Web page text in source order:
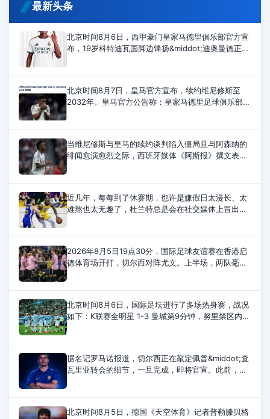
最新头条
北京时间8月6日，西甲豪门皇家马德里俱乐部官方宣
布，19岁科特迪瓦国脚边锋扬&middot;迪奥曼德正式
北京时间8月7日，皇马官方宣布，续约维尼修斯至
2032年。皇马官方公告称：皇家马德里足球俱乐部与
当维尼修斯与皇马的续约谈判陷入僵局且与阿森纳的
绯闻愈演愈烈之际，西班牙媒体《阿斯报》撰文表
近几年，每每到了休赛期，也许是嫌假日太漫长、太
难熬也太无趣了，杜兰特总是会在社交媒体上冒出头
2026年8月5日19点30分，国际足球友谊赛在香港启
德体育场开打，切尔西对阵尤文。上半场，两队毫无
北京时间8月6日，国际足坛进行了多场热身赛，战况
如下：K联赛全明星 1-3 曼城第9分钟，努里禁区内兜
据名记罗马诺报道，切尔西正在敲定佩普&middot;查
瓦里亚转会的细节，一旦完成，即将官宣。此前，切
北京时间8月5日，德国《天空体育》记者普勒滕贝格